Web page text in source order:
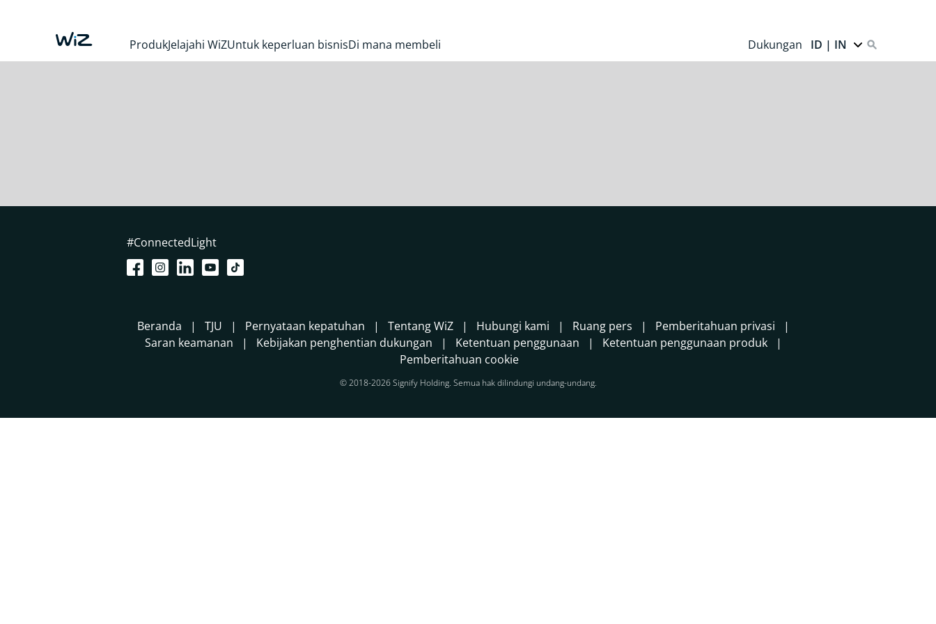
ProdukJelajahi WiZUntuk keperluan bisnisDi mana membeli Dukungan ID | IN
#ConnectedLight
Beranda TJU Pernyataan kepatuhan Tentang WiZ Hubungi kami Ruang pers
Pemberitahuan privasi
Saran keamanan
Kebijakan penghentian dukungan Ketentuan penggunaan
Ketentuan penggunaan produk
Pemberitahuan cookie
© 2018-2026 Signify Holding. Semua hak dilindungi undang-undang.